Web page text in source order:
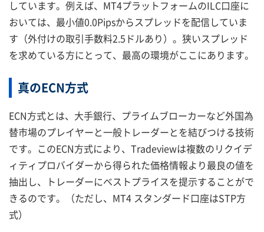
しています。例えば、MT4プラットフォームのILC口座に
おいては、最小値0.0Pipsからスプレッドを配信していま
す（外付けの取引手数料2.5ドルあり）。狭いスプレッド
を求めている方にとって、最高の環境がここにあります。
真のECN方式
ECN方式とは、大手銀行、プライムブローカーなど外国為
替市場のプレイヤーと一般トレーダーとを結びつける技術
です。このECN方式により、Tradeviewは複数のリクイデ
ィティプロバイダーから得られた価格情報より最良の値を
抽出し、トレーダーにベストプライスを提示することがで
きるのです。（ただし、MT4 スタンダード口座はSTP方
式）